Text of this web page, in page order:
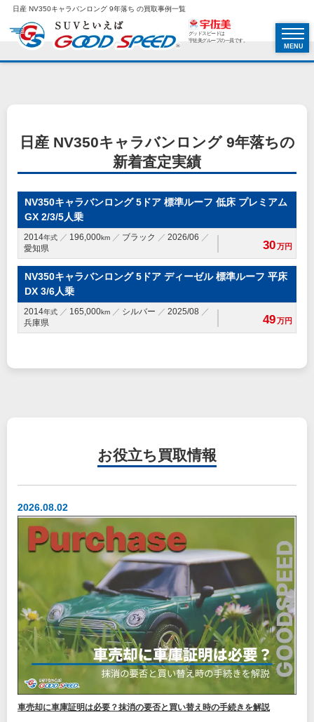
日産 NV350キャラバンロング 9年落ち の買取事例一覧
グッドスピードは
宇佐美グループの一員です。
MENU
日産 NV350キャラバンロング 9年落ちの
新着査定実績
NV350キャラバンロング 5ドア 標準ルーフ 低床 プレミアム
GX 2/3/5人乗
2014年式 196,000km ブラック
2026/06
愛知県
30万円
NV350キャラバンロング 5ドア ディーゼル 標準ルーフ 平床
DX 3/6人乗
2014年式 165,000km シルバー
2025/08
兵庫県
49万円
お役立ち 買取情報
2026.08.02
車売却に車庫証明は必要？抹消の要否と買い替え時の手続きを解説